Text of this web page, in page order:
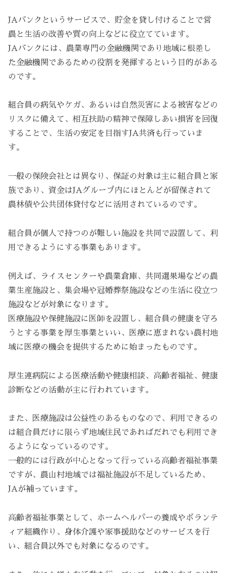
JAバンクというサービスで、貯金を貸し付けることで営
農と生活の改善や質の向上などに役立てています。
JAバンクには、農業専門の金融機関であり地域に根差し
た金融機関であるための役割を発揮するという目的がある
のです。
組合員の病気やケガ、あるいは自然災害による被害などの
リスクに備えて、相互扶助の精神で保障しあい損害を回復
することで、生活の安定を目指すJA共済も行っていま
す。
一般の保険会社とは異なり、保証の対象は主に組合員と家
族であり、資金はJAグループ内にほとんどが留保されて
農林債や公共団体貸付などに活用されているのです。
組合員が個人で持つのが難しい施設を共同で設置して、利
用できるようにする事業もあります。
例えば、ライスセンターや農業倉庫、共同選果場などの農
業生産施設と、集会場や冠婚葬祭施設などの生活に役立つ
施設などが対象になります。
医療施設や保健施設に医師を設置し、組合員の健康を守ろ
うとする事業を厚生事業といい、医療に恵まれない農村地
域に医療の機会を提供するために始まったものです。
厚生連病院による医療活動や健康相談、高齢者福祉、健康
診断などの活動が主に行われています。
また、医療施設は公益性のあるものなので、利用できるの
は組合員だけに限らず地域住民であればだれでも利用でき
るようになっているのです。
一般的には行政が中心となって行っている高齢者福祉事業
ですが、農山村地域では福祉施設が不足しているため、
JAが補っています。
高齢者福祉事業として、ホームヘルパーの養成やボランテ
ィア組織作り、身体介護や家事援助などのサービスを行
い、組合員以外でも対象になるのです。